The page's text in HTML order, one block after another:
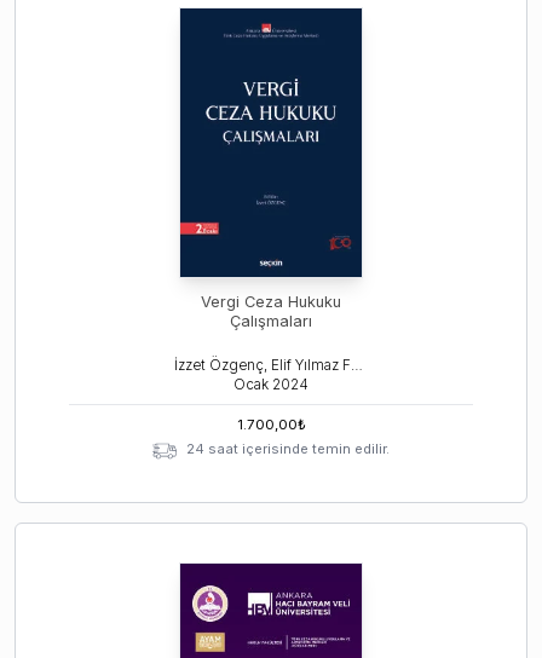
Vergi Ceza Hukuku
Çalışmaları
İzzet Özgenç, Elif Yılmaz Furtuna, Fatih Yurtlu
Ocak 2024
1.700,00₺
24 saat içerisinde temin edilir.